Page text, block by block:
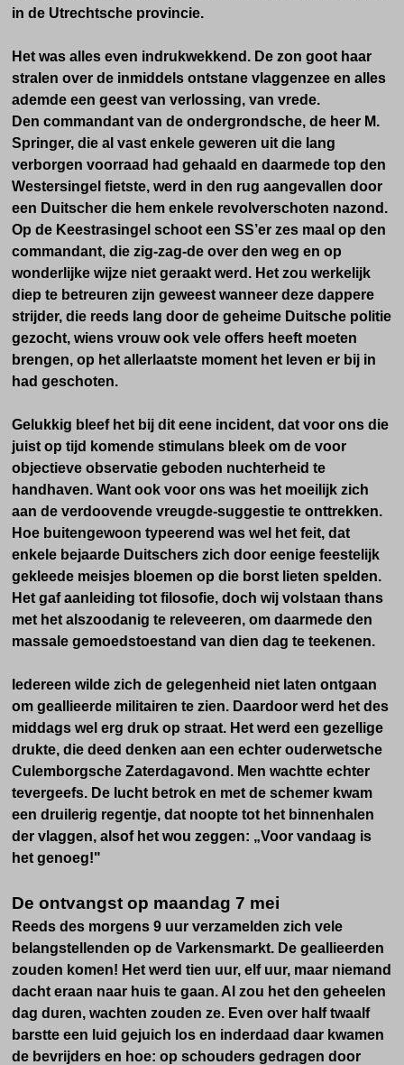
in de Utrechtsche provincie.
Het was alles even indrukwekkend. De zon goot haar
stralen over de inmiddels ontstane vlaggenzee en alles
ademde een geest van verlossing, van vrede.
Den commandant van de ondergrondsche, de heer M.
Springer, die al vast enkele geweren uit die lang
verborgen voorraad had gehaald en daarmede top den
Westersingel fietste, werd in den rug aangevallen door
een Duitscher die hem enkele revolverschoten nazond.
Op de Keestrasingel schoot een SS’er zes maal op den
commandant, die zig-zag-de over den weg en op
wonderlijke wijze niet geraakt werd. Het zou werkelijk
diep te betreuren zijn geweest wanneer deze dappere
strijder, die reeds lang door de geheime Duitsche politie
gezocht, wiens vrouw ook vele offers heeft moeten
brengen, op het allerlaatste moment het leven er bij in
had geschoten.
Gelukkig bleef het bij dit eene incident, dat voor ons die
juist op tijd komende stimulans bleek om de voor
objectieve observatie geboden nuchterheid te
handhaven. Want ook voor ons was het moeilijk zich
aan de verdoovende vreugde-suggestie te onttrekken.
Hoe buitengewoon typeerend was wel het feit, dat
enkele bejaarde Duitschers zich door eenige feestelijk
gekleede meisjes bloemen op die borst lieten spelden.
Het gaf aanleiding tot filosofie, doch wij volstaan thans
met het alszoodanig te releveeren, om daarmede den
massale gemoedstoestand van dien dag te teekenen.
Iedereen wilde zich de gelegenheid niet laten ontgaan
om geallieerde militairen te zien. Daardoor werd het des
middags wel erg druk op straat. Het werd een gezellige
drukte, die deed denken aan een echter ouderwetsche
Culemborgsche Zaterdagavond. Men wachtte echter
tevergeefs. De lucht betrok en met de schemer kwam
een druilerig regentje, dat noopte tot het binnenhalen
der vlaggen, alsof het wou zeggen: „Voor vandaag is
het genoeg!"
De ontvangst op maandag 7 mei
Reeds des morgens 9 uur verzamelden zich vele
belangstellenden op de Varkensmarkt. De geallieerden
zouden komen! Het werd tien uur, elf uur, maar niemand
dacht eraan naar huis te gaan. Al zou het den geheelen
dag duren, wachten zouden ze. Even over half twaalf
barstte een luid gejuich los en inderdaad daar kwamen
de bevrijders en hoe: op schouders gedragen door